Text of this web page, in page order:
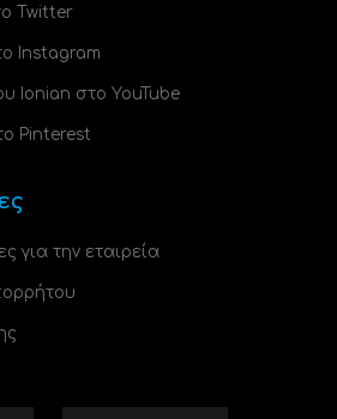
Twitter
Instagram
Ionian στο YouTube
Pinterest
για την εταιρεία